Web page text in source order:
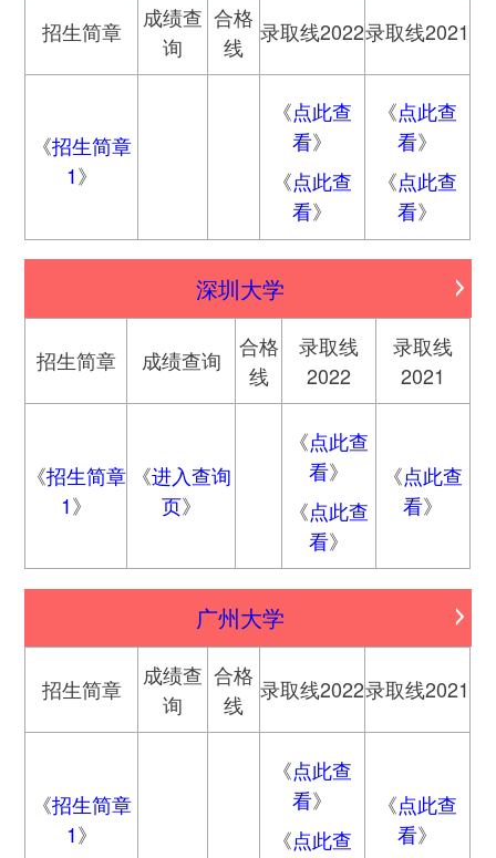
招生简章
成绩查
询
合格
线
录取线2022录取线2021
《招生简章
1》
《点此查
看》
《点此查
看》
《点此查
看》
《点此查
看》
深圳大学
招生简章 成绩查询
合格
线
录取线
2022
录取线
2021
《招生简章
1》
《进入查询
页》
《点此查
看》
《点此查
看》
《点此查
看》
广州大学
招生简章
成绩查
询
合格
线
录取线2022录取线2021
《招生简章
1》
《点此查
看》
《点此查
《点此查
看》